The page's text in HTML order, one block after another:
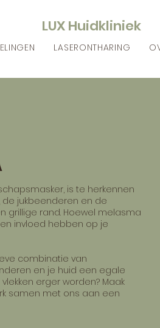
LUX Huidkliniek
LASERONTHARING
is te herkennen
de jukbeenderen en de
grillige rand. Hoewel melasma
invloed hebben op je
combinatie van
en je huid een egale
erger worden? Maak
samen met ons aan een